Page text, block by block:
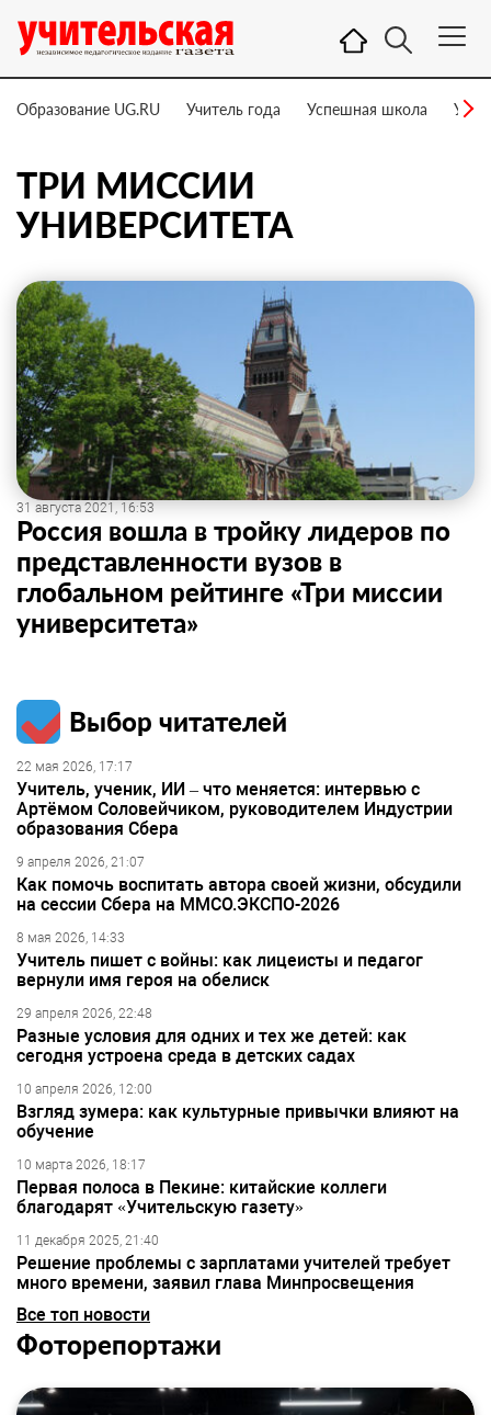
Образование UG.RU Учитель года Успешная школа
ТРИ МИССИИ
УНИВЕРСИТЕТА
31 августа 2021, 16:53
Россия вошла в тройку лидеров по
представленности вузов в
глобальном рейтинге «Три миссии
университета»
Выбор читателей
22 мая 2026, 17:17
Учитель, ученик, ИИ – что меняется: интервью с
Артёмом Соловейчиком, руководителем Индустрии
образования Сбера
9 апреля 2026, 21:07
Как помочь воспитать автора своей жизни, обсудили
на сессии Сбера на ММСО.ЭКСПО-2026
8 мая 2026, 14:33
Учитель пишет с войны: как лицеисты и педагог
вернули имя героя на обелиск
29 апреля 2026, 22:48
Разные условия для одних и тех же детей: как
сегодня устроена среда в детских садах
10 апреля 2026, 12:00
Взгляд зумера: как культурные привычки влияют на
обучение
10 марта 2026, 18:17
Первая полоса в Пекине: китайские коллеги
благодарят «Учительскую газету»
11 декабря 2025, 21:40
Решение проблемы с зарплатами учителей требует
много времени, заявил глава Минпросвещения
Все топ новости
Фоторепортажи